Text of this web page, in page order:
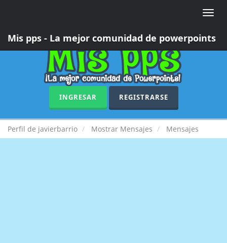
Toggle
Mis pps - La mejor comunidad de powerpoints
INGRESAR REGISTRARSE
Perfil de javierbarrio Mostrar Mensajes Mensajes